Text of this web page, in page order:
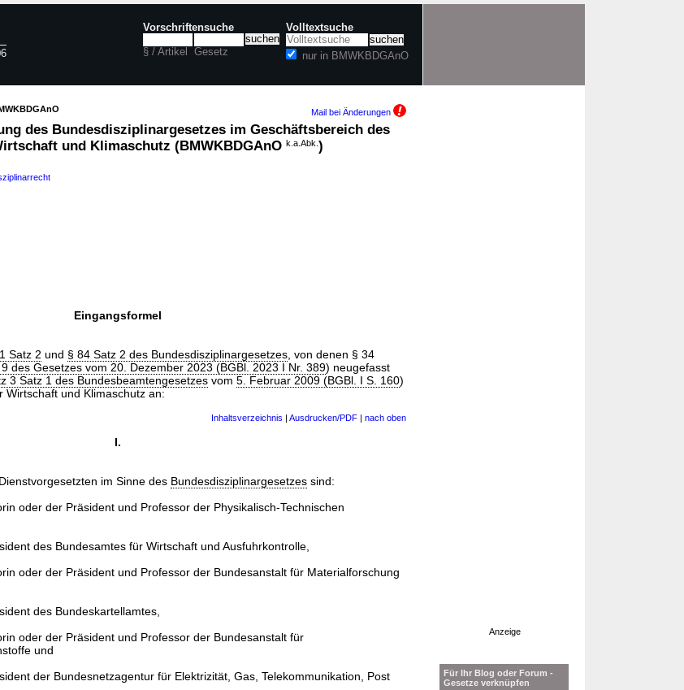
Vorschriftensuche
§ / Artikel Gesetz
Volltextsuche
nur in BMWKBDGAnO
Mail bei Änderungen
des Bundesdisziplinargesetzes im Geschäftsbereich des
und Klimaschutz (BMWKBDGAnO k.a.Abk. )
Eingangsformel
Satz 2 und § 84 Satz 2 des Bundesdisziplinargesetzes , von denen § 34
des Gesetzes vom 20. Dezember 2023 (BGBl. 2023 I Nr. 389) neugefasst
3 Satz 1 des Bundesbeamtengesetzes vom 5. Februar 2009 (BGBl. I S. 160)
und Klimaschutz an:
Inhaltsverzeichnis | Ausdrucken/PDF | nach oben
I.
im Sinne des Bundesdisziplinargesetzes sind:
oder der Präsident und Professor der Physikalisch-Technischen
des Bundesamtes für Wirtschaft und Ausfuhrkontrolle,
oder der Präsident und Professor der Bundesanstalt für Materialforschung
des Bundeskartellamtes,
oder der Präsident und Professor der Bundesanstalt für
und
der Bundesnetzagentur für Elektrizität, Gas, Telekommunikation, Post
Anzeige
Für Ihr Blog oder Forum -
Gesetze verknüpfen